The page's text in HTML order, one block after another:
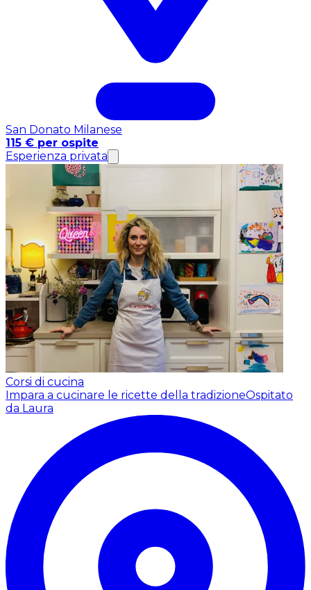
San Donato Milanese
115 € per ospite
Esperienza privata
Corsi di cucina
Impara a cucinare le ricette della tradizioneOspitato
da Laura